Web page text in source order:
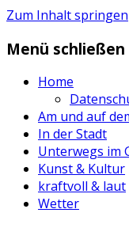
Zum Inhalt springen
Menü schließen
Home
Am und auf
In der Stadt
Unterwegs im
Kunst & Kultur
kraftvoll & laut
Wetter